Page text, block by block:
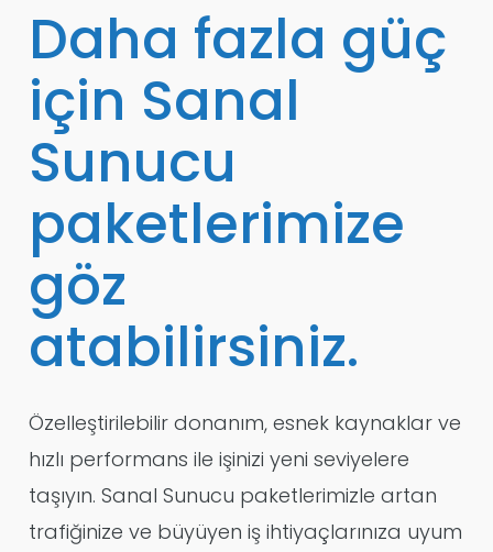
Daha fazla güç
için Sanal
Sunucu
paketlerimize
göz
atabilirsiniz.
Özelleştirilebilir donanım, esnek kaynaklar ve
hızlı performans ile işinizi yeni seviyelere
taşıyın. Sanal Sunucu paketlerimizle artan
trafiğinize ve büyüyen iş ihtiyaçlarınıza uyum